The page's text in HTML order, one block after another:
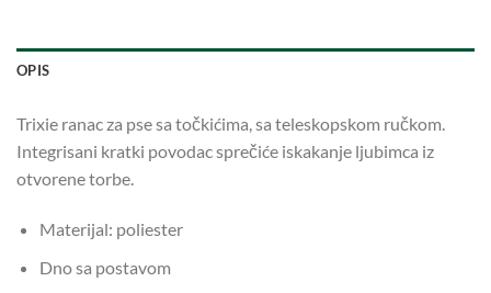
OPIS
Trixie ranac za pse sa točkićima, sa teleskopskom ručkom.
Integrisani kratki povodac sprečiće iskakanje ljubimca iz
otvorene torbe.
Materijal: poliester
Dno sa postavom